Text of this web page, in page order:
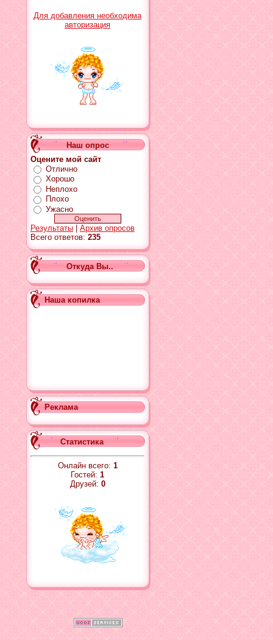
Для добавления необходима
авторизация
Наш опрос
Оцените мой сайт
Отлично
Хорошо
Неплохо
Плохо
Ужасно
Результаты
Архив опросов
Всего ответов: 235
Откуда Вы..
Наша копилка
Реклама
Статистика
Онлайн всего: 1
Гостей: 1
Друзей: 0